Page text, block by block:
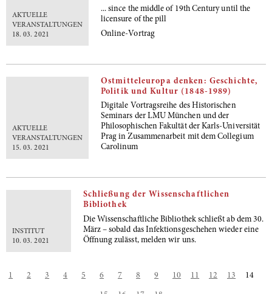
AKTUELLE
VERANSTALTUNGEN
18. 03. 2021
... since the middle of 19th Century until the
licensure of the pill
Online-Vortrag
AKTUELLE
VERANSTALTUNGEN
15. 03. 2021
Ostmitteleuropa denken: Geschichte,
Politik und Kultur (1848-1989)
Digitale Vortragsreihe des Historischen
Seminars der LMU München und der
Philosophischen Fakultät der Karls-Universität
Prag in Zusammenarbeit mit dem Collegium
Carolinum
INSTITUT
10. 03. 2021
Schließung der Wissenschaftlichen
Bibliothek
Die Wissenschaftliche Bibliothek schließt ab dem 30.
März – sobald das Infektionsgeschehen wieder eine
Öffnung zulässt, melden wir uns.
1 2 3 4 5 6 7 8 9 10 11 12 13 14